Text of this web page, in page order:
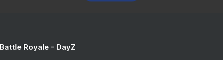
Royale - DayZ